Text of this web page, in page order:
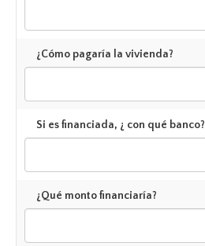
¿Cómo pagaría la vivienda?
Si es financiada, ¿ con qué banco?
¿Qué monto financiaría?